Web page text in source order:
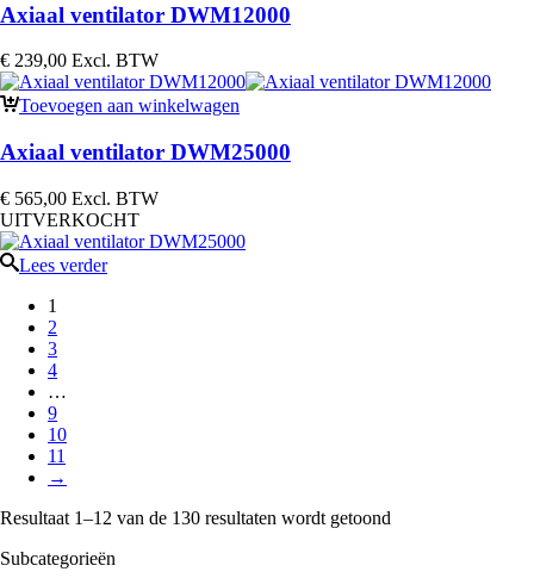
Axiaal ventilator DWM12000
€ 239,00 Excl. BTW
Toevoegen aan winkelwagen
Axiaal ventilator DWM25000
€ 565,00 Excl. BTW
UITVERKOCHT
Lees verder
1
2
3
4
…
9
10
11
→
Resultaat 1–12 van de 130 resultaten wordt getoond
Subcategorieën